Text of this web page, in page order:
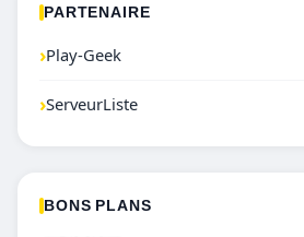
PARTENAIRE
›Play-Geek
›ServeurListe
BONS PLANS